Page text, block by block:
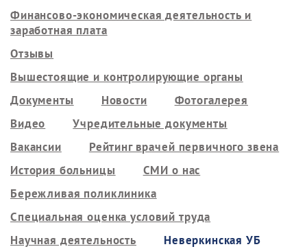
Финансово-экономическая деятельность и
заработная плата
Отзывы
Вышестоящие и контролирующие органы
Документы
Новости
Фотогалерея
Видео
Учредительные документы
Вакансии
Рейтинг врачей первичного звена
История больницы
СМИ о нас
Бережливая поликлиника
Специальная оценка условий труда
Научная деятельность
Неверкинская УБ